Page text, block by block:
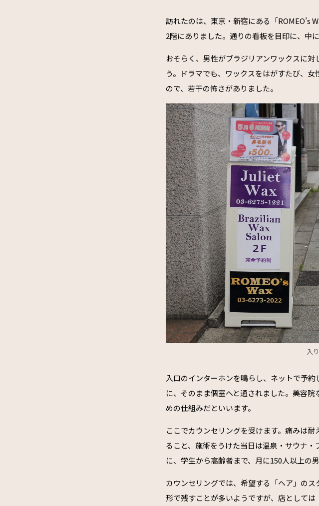
訪れたのは、東京・新宿にある「ROMEO’s
2階にありました。通りの看板を目印に、中に
おそらく、男性がブラジリアンワックスに
う。ドラマでも、ワックスをはがすたび、
ので、若干の怖さがありました。
入
入口のインターホンを鳴らし、ネットで予
に、そのまま個室へと通されました。美容
めの仕組みだといいます。
ここでカウンセリングを受けます。痛みは
ること、施術をうけた当日は温泉・サウナ
に、学生から高齢者まで、月に150人以上の
カウンセリングでは、希望する「ヘア」の
形で残すことが多いようですが、店として